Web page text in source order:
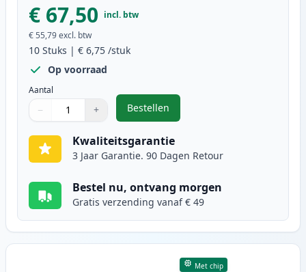
€ 67,50 incl. btw
€ 55,79excl. btw
10 Stuks | € 6,75 /stuk
Op voorraad
Aantal
Gebruik de knoppen om aan te passen
− +
1
Bestellen
,10 stuks Canon PGI-570XL &
Kwaliteitsgarantie
3 Jaar Garantie. 90 Dagen Retour
Bestel nu, ontvang morgen
Gratis verzending vanaf € 49
Met chip